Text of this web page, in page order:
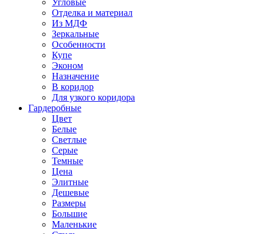
Угловые
Отделка и материал
Из МДФ
Зеркальные
Особенности
Купе
Эконом
Назначение
В коридор
Для узкого коридора
Гардеробные
Цвет
Белые
Светлые
Серые
Темные
Цена
Элитные
Дешевые
Размеры
Большие
Маленькие